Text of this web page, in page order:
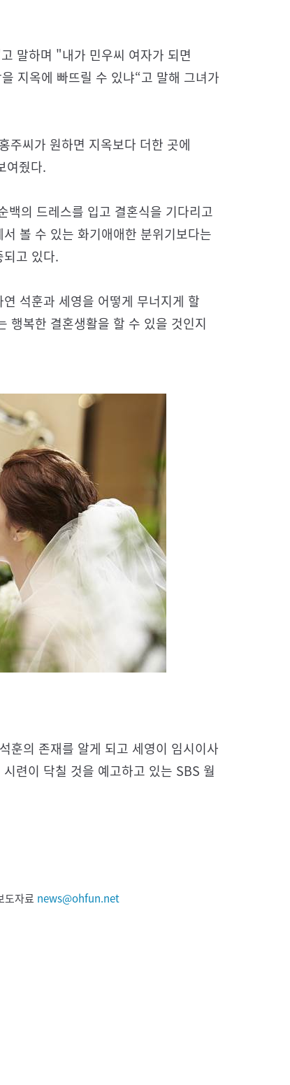
말하며 "내가 민우씨 여자가 되면
지옥에 빠뜨릴 수 있냐“고 말해 그녀가
주씨가 원하면 지옥보다 더한 곳에
여줬다.
백의 드레스를 입고 결혼식을 기다리고
볼 수 있는 화기애애한 분위기보다는
고 있다.
석훈과 세영을 어떻게 무너지게 할
행복한 결혼생활을 할 수 있을 것인지
훈의 존재를 알게 되고 세영이 임시이사
련이 닥칠 것을 예고하고 있는 SBS 월
도자료 news@ohfun.net